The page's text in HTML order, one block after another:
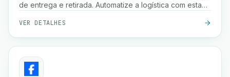
de entrega e retirada. Automatize a logística com esta
VER DETALHES